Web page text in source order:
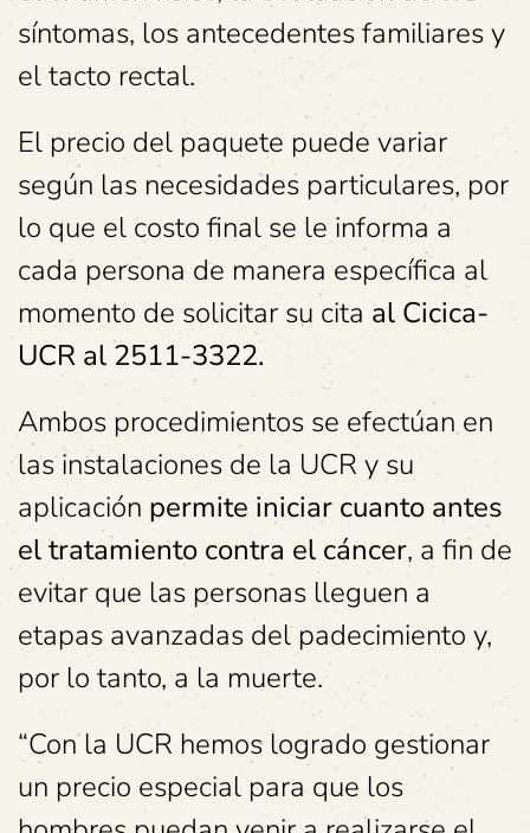
síntomas, los antecedentes familiares y
el tacto rectal.
El precio del paquete puede variar
según las necesidades particulares, por
lo que el costo final se le informa a
cada persona de manera específica al
momento de solicitar su cita al Cicica-
UCR al 2511-3322.
Ambos procedimientos se efectúan en
las instalaciones de la UCR y su
aplicación permite iniciar cuanto antes
el tratamiento contra el cáncer, a fin de
evitar que las personas lleguen a
etapas avanzadas del padecimiento y,
por lo tanto, a la muerte.
“Con la UCR hemos logrado gestionar
un precio especial para que los